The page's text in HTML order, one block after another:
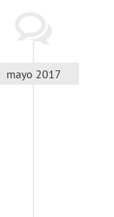
mayo 2017